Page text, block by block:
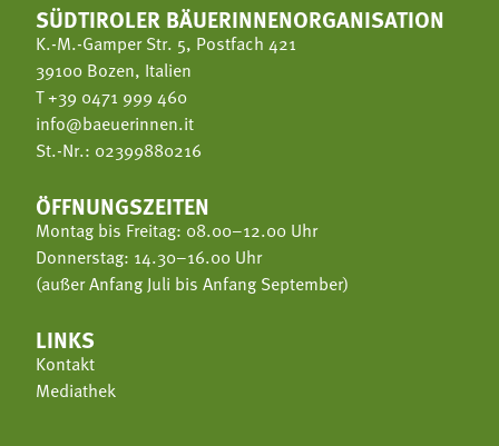
SÜDTIROLER BÄUERINNENORGANISATION
K.-M.-Gamper Str. 5, Postfach 421
39100 Bozen, Italien
T+39 0471 999 460
info@baeuerinnen.it
St.-Nr.: 02399880216
ÖFFNUNGSZEITEN
Montag bis Freitag: 08.00–12.00 Uhr
Donnerstag: 14.30–16.00 Uhr
(außer Anfang Juli bis Anfang September)
LINKS
Kontakt
Mediathek